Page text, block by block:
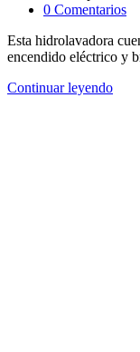
0 Comentarios
Esta hidrolavadora
encendido eléctrico y
Continuar leyendo